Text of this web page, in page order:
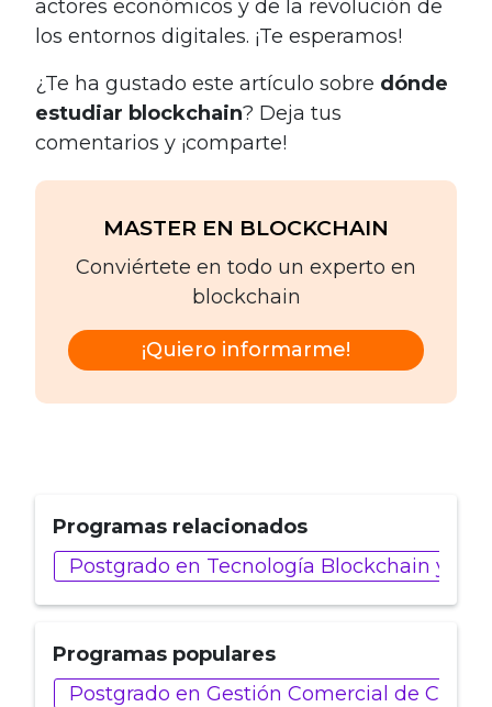
actores económicos y de la revolución de
los entornos digitales. ¡Te esperamos!
¿Te ha gustado este artículo sobre dónde
estudiar blockchain? Deja tus
comentarios y ¡comparte!
MASTER EN BLOCKCHAIN
Conviértete en todo un experto en
blockchain
¡Quiero informarme!
Programas relacionados
Postgrado en Tecnología Blockchain y
Programas populares
Postgrado en Gestión Comercial de